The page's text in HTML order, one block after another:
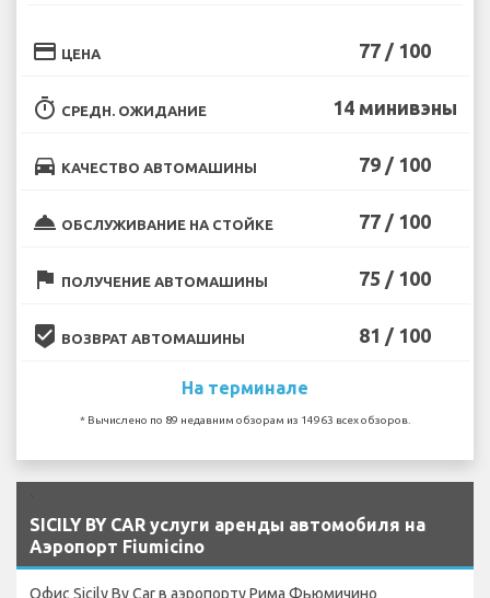
credit_card ЦЕНА 77 / 100
timer СРЕДН. ОЖИДАНИЕ 14 минивэны
directions_car КАЧЕСТВО АВТОМАШИНЫ 79 / 100
room_service ОБСЛУЖИВАНИЕ НА СТОЙКЕ 77 / 100
flag ПОЛУЧЕНИЕ АВТОМАШИНЫ 75 / 100
beenhere ВОЗВРАТ АВТОМАШИНЫ 81 / 100
На терминале
* Вычислено по 89 недавним обзорам из 14963 всех обзоров.
SICILY BY CAR услуги аренды автомобиля на
Аэропорт Fiumicino
Офис Sicily By Car в аэропорту Рима Фьюмичино